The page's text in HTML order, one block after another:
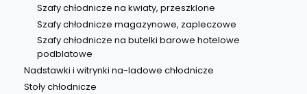
Szafy chłodnicze na kwiaty, przeszklone
Szafy chłodnicze magazynowe, zapleczowe
Szafy chłodnicze na butelki barowe hotelowe
podblatowe
Nadstawki i witrynki na-ladowe chłodnicze
Stoły chłodnicze